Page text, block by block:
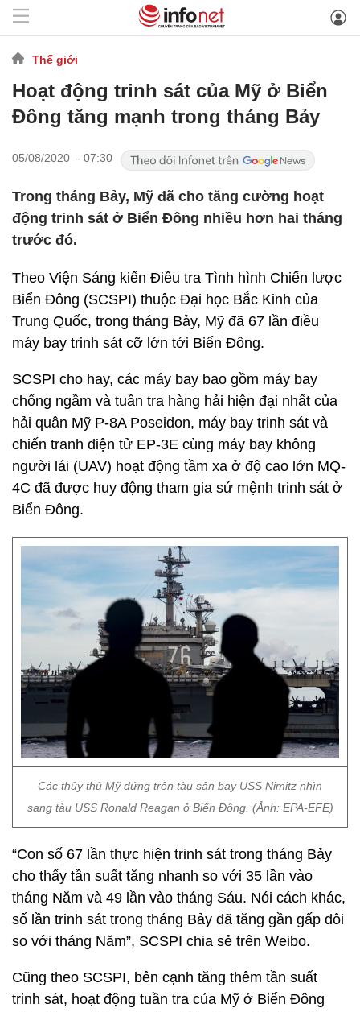
Thế giới
Hoạt động trinh sát của Mỹ ở Biển
Đông tăng mạnh trong tháng Bảy
05/08/2020 - 07:30
Trong tháng Bảy, Mỹ đã cho tăng cường hoạt
động trinh sát ở Biển Đông nhiều hơn hai tháng
trước đó.
Theo Viện Sáng kiến Điều tra Tình hình Chiến lược
Biển Đông (SCSPI) thuộc Đại học Bắc Kinh của
Trung Quốc, trong tháng Bảy, Mỹ đã 67 lần điều
máy bay trinh sát cỡ lớn tới Biển Đông.
SCSPI cho hay, các máy bay bao gồm máy bay
chống ngầm và tuần tra hàng hải hiện đại nhất của
hải quân Mỹ P-8A Poseidon, máy bay trinh sát và
chiến tranh điện tử EP-3E cùng máy bay không
người lái (UAV) hoạt động tầm xa ở độ cao lớn MQ-
4C đã được huy động tham gia sứ mệnh trinh sát ở
Biển Đông.
Các thủy thủ Mỹ đứng trên tàu sân bay USS Nimitz nhìn
sang tàu USS Ronald Reagan ở Biển Đông. (Ảnh: EPA-EFE)
“Con số 67 lần thực hiện trinh sát trong tháng Bảy
cho thấy tần suất tăng nhanh so với 35 lần vào
tháng Năm và 49 lần vào tháng Sáu. Nói cách khác,
số lần trinh sát trong tháng Bảy đã tăng gần gấp đôi
so với tháng Năm”, SCSPI chia sẻ trên Weibo.
Cũng theo SCSPI, bên cạnh tăng thêm tần suất
trinh sát, hoạt động tuần tra của Mỹ ở Biển Đông